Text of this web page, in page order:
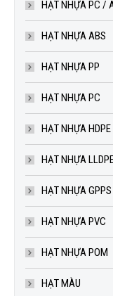
HẠT NHỰA PC /
HẠT NHỰA ABS
HẠT NHỰA PP
HẠT NHỰA PC
HẠT NHỰA HDPE
HẠT NHỰA
HẠT NHỰA GPPS
HẠT NHỰA PVC
HẠT NHỰA POM
HẠT MÀU